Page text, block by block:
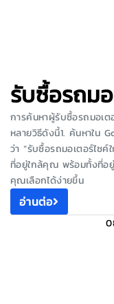
รับซื้อรถม
การค้นหาผู้รับซื้อรถมอเ
หลายวิธีดังนี้1. ค้นหาใน
ว่า “รับซื้อรถมอเตอร์ไซ
ที่อยู่ใกล้คุณ พร้อมทั้งที่อยู่
คุณเลือกได้ง่ายขึ้น
อ่านต่อ